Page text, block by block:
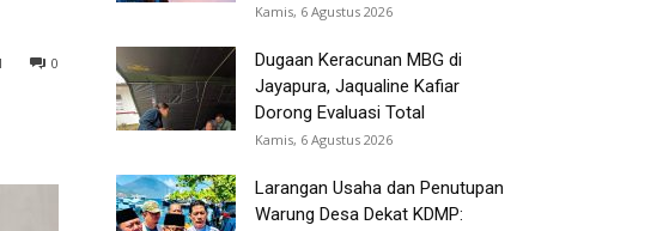
0
Kamis, 6 Agustus 2026
Dugaan Keracunan MBG di
Jayapura, Jaqualine Kafiar
Dorong Evaluasi Total
Kamis, 6 Agustus 2026
Larangan Usaha dan Penutupan
Warung Desa Dekat KDMP: